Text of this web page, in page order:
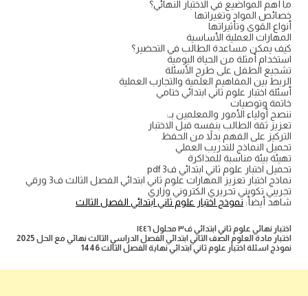
ما أهم المواضيع في الاختبار النهائي؟
خصائص المواد وتغيراتها
أنواع القوى وتأثيراتها
المهارات العملية الأساسية
كيف يمكن مساعدة الطالب في التحضير؟
استخدام أمثلة من الحياة اليومية
تشجيع الطفل على طرح الأسئلة
الربط بين المفاهيم العلمية والتجارب العملية
أسئلة اختبار علوم ثاني ابتدائي ختامي
خاتمة وتوصيات
ننصح أولياء الأمور والمعلمين بـ:
تعزيز ثقة الطالب بنفسه قبل الاختبار
التركيز على الفهم بدلاً من الحفظ
تحميل النماذج للتدريب العملي
تهيئة بيئة مناسبة للمذاكرة
تحميل اختبار علوم ثاني ابتدائي ف3 pdf
نماذج اختبار تعزيز المهارات علوم ثاني ابتدائي الفصل الثالث ف3 ورقي
تجريبي تكويني تحريري الكتروني وزاري
شاهد أيضأ: نموذج اختبار علوم ثاني ابتدائي الفصل الثالث
اختبار نهائي علوم ثاني ابتدائي ف٣ محلول ١٤٤٦
اختبار مادة العلوم الصف الثاني ابتدائي الفصل الدراسي الثالث نهائي مع الحل 2025
نموذج اسئلة اختبار علوم ثاني ابتدائي نهاية الفصل الثالث 1446